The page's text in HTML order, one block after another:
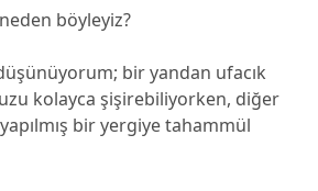
böyleyiz?
bir yandan ufacık
kolayca şişirebiliyorken, diğer
bir yergiye tahammül